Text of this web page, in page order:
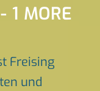
1 MORE
Freising
und